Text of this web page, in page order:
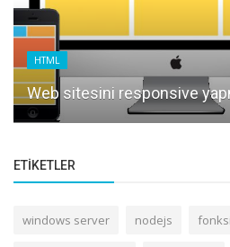
HTML
Web sitesini responsive
ETIKETLER
windows server nodejs